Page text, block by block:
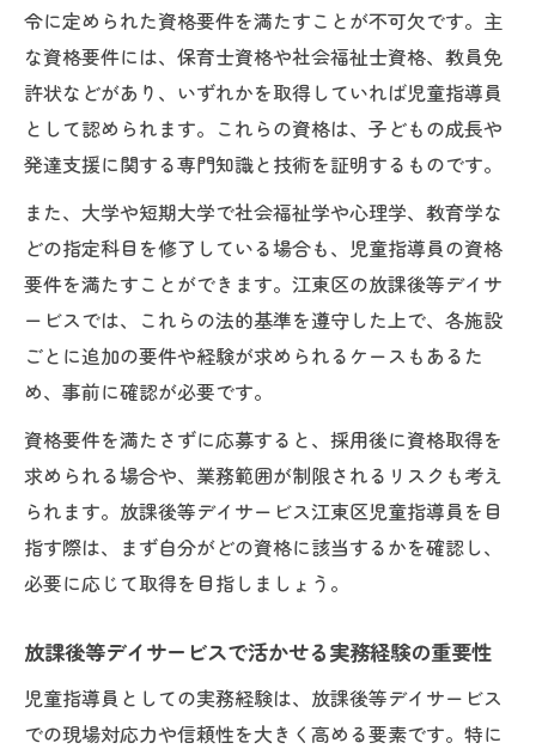
令に定められた資格要件を満たすことが不可欠です。主
な資格要件には、保育士資格や社会福祉士資格、教員免
許状などがあり、いずれかを取得していれば児童指導員
として認められます。これらの資格は、子どもの成長や
発達支援に関する専門知識と技術を証明するものです。
また、大学や短期大学で社会福祉学や心理学、教育学な
どの指定科目を修了している場合も、児童指導員の資格
要件を満たすことができます。江東区の放課後等デイサ
ービスでは、これらの法的基準を遵守した上で、各施設
ごとに追加の要件や経験が求められるケースもあるた
め、事前に確認が必要です。
資格要件を満たさずに応募すると、採用後に資格取得を
求められる場合や、業務範囲が制限されるリスクも考え
られます。放課後等デイサービス江東区児童指導員を目
指す際は、まず自分がどの資格に該当するかを確認し、
必要に応じて取得を目指しましょう。
放課後等デイサービスで活かせる実務経験の重要性
児童指導員としての実務経験は、放課後等デイサービス
での現場対応力や信頼性を大きく高める要素です。特に